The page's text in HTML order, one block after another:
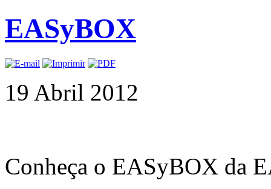
EASyBOX
19 Abril 2012
Conheça o EASyBOX da